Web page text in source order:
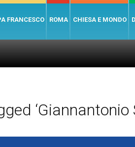
FRANCESCO ROMA CHIESA E MONDO
‘Giannantonio